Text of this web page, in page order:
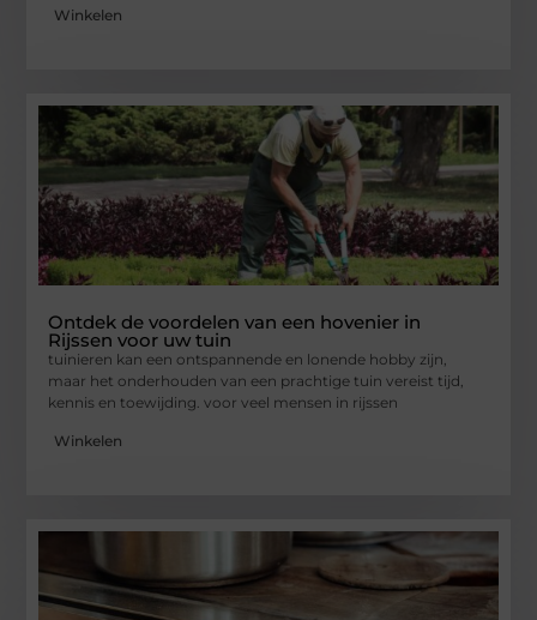
Winkelen
Ontdek de voordelen van een hovenier in
Rijssen voor uw tuin
tuinieren kan een ontspannende en lonende hobby zijn,
maar het onderhouden van een prachtige tuin vereist tijd,
kennis en toewijding. voor veel mensen in rijssen
Winkelen